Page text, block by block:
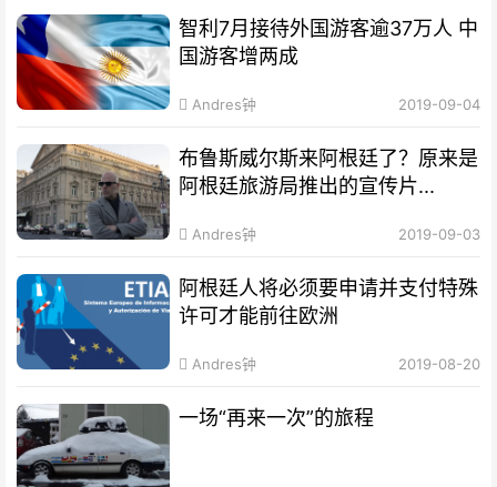
智利7月接待外国游客逾37万人 中
国游客增两成
Andres钟 2019-09-04
布鲁斯威尔斯来阿根廷了？原来是
阿根廷旅游局推出的宣传片...
Andres钟 2019-09-03
阿根廷人将必须要申请并支付特殊
许可才能前往欧洲
Andres钟 2019-08-20
一场“再来一次”的旅程